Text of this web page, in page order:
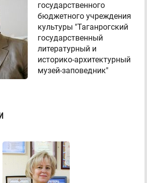
государственного
бюджетного учреждения
культуры "Таганрогский
государственный
литературный и
историко-архитектурный
музей-заповедник"